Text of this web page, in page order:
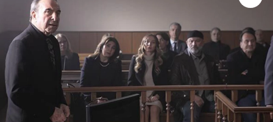
Son Dakika Haberleri
Haber Arşivi